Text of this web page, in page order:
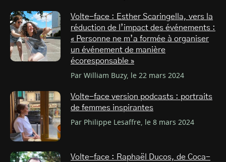
Volte-face : Esther Scaringella, vers la
réduction de l’impact des événements :
« Personne ne m’a formée à organiser
un événement de manière
écoresponsable »
Par William Buzy, le 22 mars 2024
Volte-face version podcasts : portraits
de femmes inspirantes
Par Philippe Lesaffre, le 8 mars 2024
Volte-face : Raphaël Ducos, de Coca-